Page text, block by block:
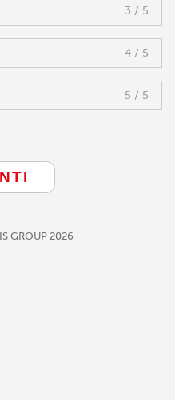
3 / 5
4 / 5
5 / 5
GROUP 2026